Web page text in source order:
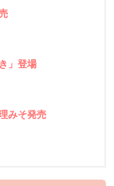
」登場
みそ発売